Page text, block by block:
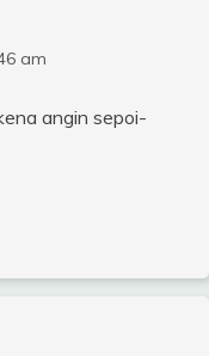
am
angin sepoi-